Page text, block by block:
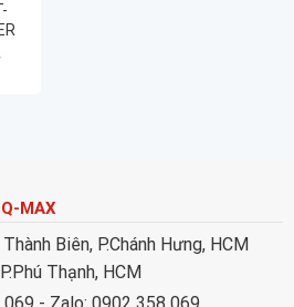
MAX
Biên, P.Chánh Hưng, HCM
Thạnh, HCM